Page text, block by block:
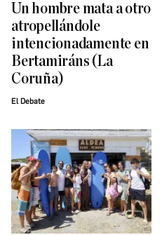
Un hombre mata a otro
atropellándole
intencionadamente en
Bertamiráns (La
Coruña)
El Debate